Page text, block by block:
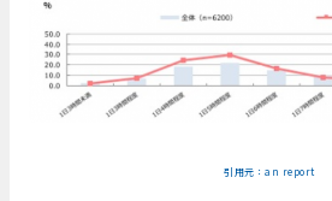
引用元：an report